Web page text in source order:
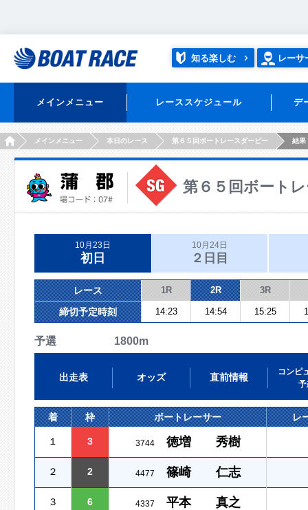
知る楽しむ レーサ
メインメニュー レーススケジュール デ
HOMEメインメニュー 本日のレース 第６５回ボートレースダービー 結果
第６５回ボート
10月23日
初日
10月24日
２日目
レース 1R 2R 3R
締切予定時刻 14:23 14:54 15:25
予選 1800m
出走表 オッズ 直前情報
コンピ
予
着 枠 ボートレーサー レ
１ 3 3744 徳増 秀樹
２ 2 4477 篠崎 仁志
３ 6 4337 平本 真之